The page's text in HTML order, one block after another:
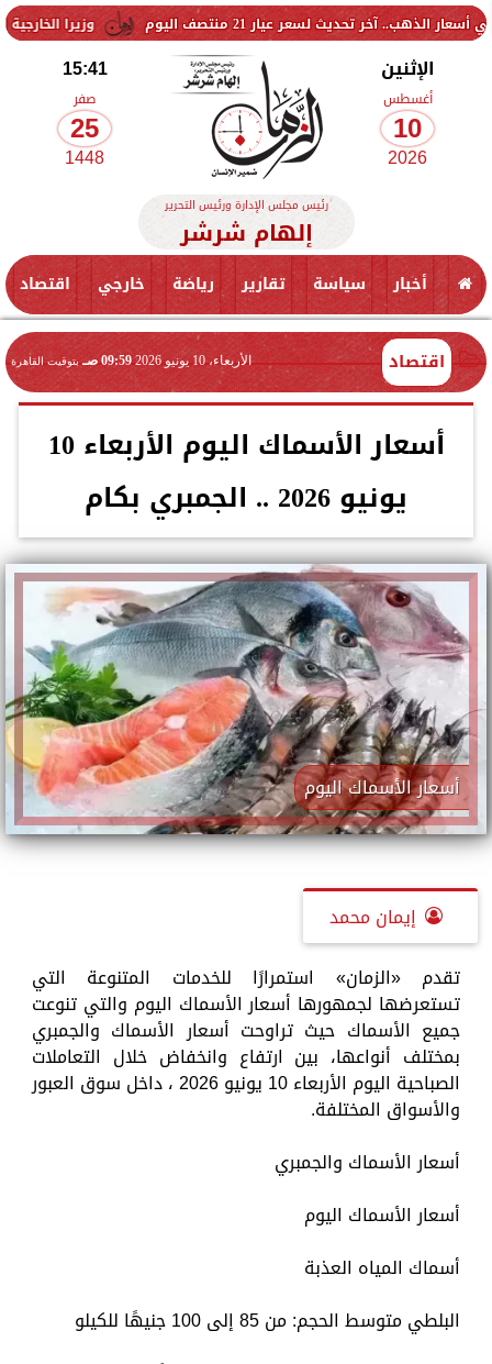
وزيرا الخارجية المصري لسعر عيار 21 منتصف اليوم
الإثنين
أغسطس
10
2026
15:41
صفر
25
1448
رئيس مجلس الإدارة ورئيس التحرير
إلهام شرشر
أخبار سياسة تقارير رياضة خارجي اقتصاد
اقتصاد الأربعاء، 10 يونيو 2026 09:59 صـ بتوقيت القاهرة
أسعار الأسماك اليوم الأربعاء 10
يونيو 2026 .. الجمبري بكام
أسعار الأسماك اليوم
إيمان محمد
تقدم «الزمان» استمرارًا للخدمات المتنوعة التي
تستعرضها لجمهورها أسعار الأسماك اليوم والتي تنوعت
جميع الأسماك حيث تراوحت أسعار الأسماك والجمبري
بمختلف أنواعها، بين ارتفاع وانخفاض خلال التعاملات
الصباحية اليوم الأربعاء 10 يونيو 2026 ، داخل سوق العبور
والأسواق المختلفة.
أسعار الأسماك والجمبري
أسعار الأسماك اليوم
أسماك المياه العذبة
البلطي متوسط الحجم: من 85 إلى 100 جنيهًا للكيلو